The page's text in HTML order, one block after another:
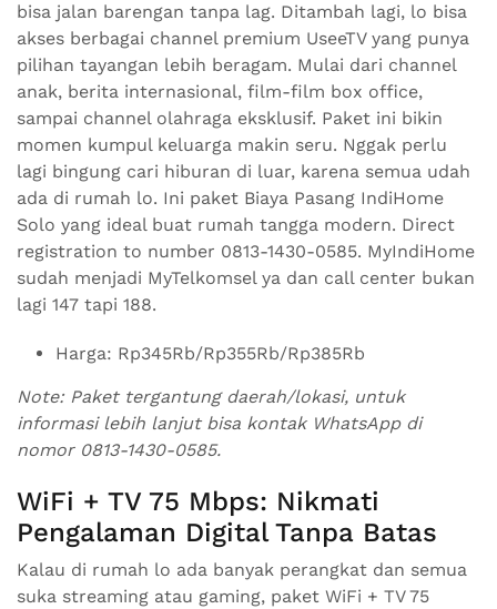
bisa jalan barengan tanpa lag. Ditambah lagi, lo bisa
akses berbagai channel premium UseeTV yang punya
pilihan tayangan lebih beragam. Mulai dari channel
anak, berita internasional, film-film box office,
sampai channel olahraga eksklusif. Paket ini bikin
momen kumpul keluarga makin seru. Nggak perlu
lagi bingung cari hiburan di luar, karena semua udah
ada di rumah lo. Ini paket Biaya Pasang IndiHome
Solo yang ideal buat rumah tangga modern. Direct
registration to number 0813-1430-0585. MyIndiHome
sudah menjadi MyTelkomsel ya dan call center bukan
lagi 147 tapi 188.
Harga: Rp345Rb/Rp355Rb/Rp385Rb
Note: Paket tergantung daerah/lokasi, untuk
informasi lebih lanjut bisa kontak WhatsApp di
nomor 0813-1430-0585.
WiFi + TV 75 Mbps: Nikmati
Pengalaman Digital Tanpa Batas
Kalau di rumah lo ada banyak perangkat dan semua
suka streaming atau gaming, paket WiFi + TV 75